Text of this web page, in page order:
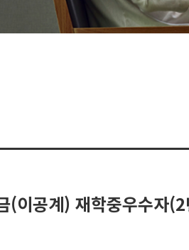
공계) 재학중우수자(2